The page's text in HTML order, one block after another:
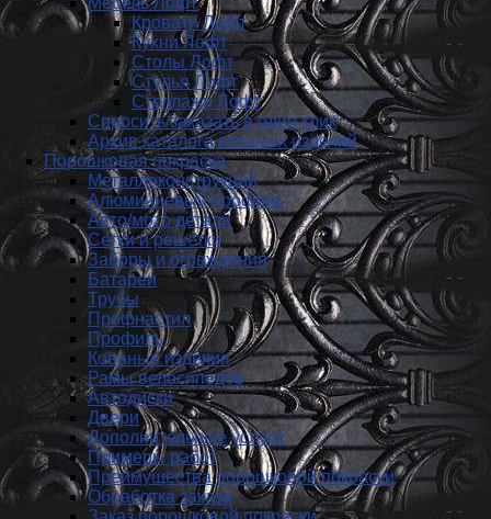
Кровати Лофт
Кухни Лофт
Столы Лофт
Стулья Лофт
Стеллажи Лофт
Спросить/заказать в один клик
Архив каталога кованых изделий
Порошковая покраска
Металлоконструкции
Алюминиевый профиль
Авто/мото детали
Сетки и решетки
Заборы и ограждения
Батареи
Трубы
Профнастил
Профиль
Кованые изделия
Рамы велосипедов
Автодиски
Двери
Дополнительные услуги
Примеры работ
Преимущества порошковой покраски
Обработка заказа